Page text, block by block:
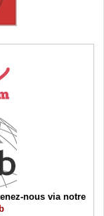
nous via notre